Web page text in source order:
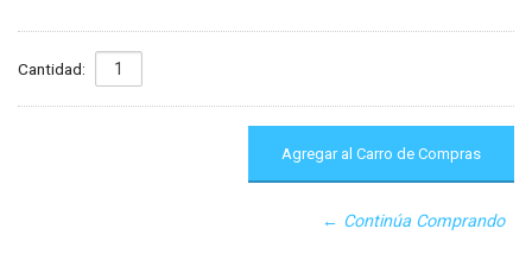
Cantidad:
← Continúa Comprando